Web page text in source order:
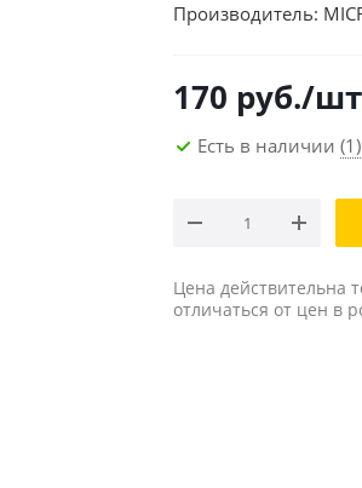
Производитель:
170 руб./шт
Есть в наличии (1)
Цена действительна
отличаться от цен в